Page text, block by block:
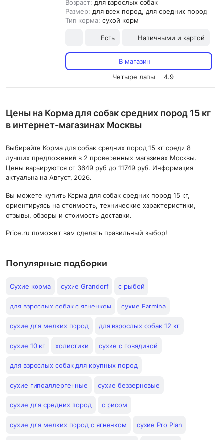
Возраст: для взрослых собак
Размер: для всех пород, для средних пород
Тип корма: сухой корм
Есть Наличными и картой
В магазин
Четыре лапы
4.9
Цены на Корма для собак средних пород 15 кг
в интернет-магазинах Москвы
Выбирайте Корма для собак средних пород 15 кг среди 8
лучших предложений в 2 проверенных магазинах Москвы.
Цены варьируются от 3649 руб до 11749 руб. Информация
актуальна на Август, 2026.
Вы можете купить Корма для собак средних пород 15 кг,
ориентируясь на стоимость, технические характеристики,
отзывы, обзоры и стоимость доставки.
Price.ru поможет вам сделать правильный выбор!
Популярные подборки
Сухие корма сухие Grandorf с рыбой
для взрослых собак с ягненком сухие Farmina
сухие для мелких пород для взрослых собак 12 кг
сухие 10 кг холистики сухие с говядиной
для взрослых собак для крупных пород
сухие гипоаллергенные сухие беззерновые
сухие для средних пород с рисом
сухие для мелких пород с ягненком сухие Pro Plan